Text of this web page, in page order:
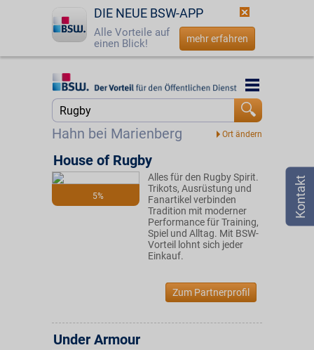
DIE NEUE BSW-APP
Alle Vorteile auf
einen Blick!
mehr erfahren
Startseite
Jetzt BSW-Mitglied werden
☎ 0800 - 279 25 82
Hahn bei Marienberg
Startseite
Suche
5%
House of Rugby
Alles für den Rugby Spirit.
Trikots, Ausrüstung und
Fanartikel verbinden
Tradition mit moderner
Performance für Training,
Spiel und Alltag. Mit BSW-
Vorteil lohnt sich jeder
Einkauf.
Zum Partnerprofil
Under Armour